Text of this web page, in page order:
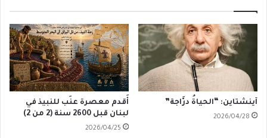
آينشتاين: “الحياةُ درَّاجة”
2026/04/28
أَقدم معصرة عنَب للنبيذ في
لبنان قبل 2600 سنة (2 من 2)
2026/04/25